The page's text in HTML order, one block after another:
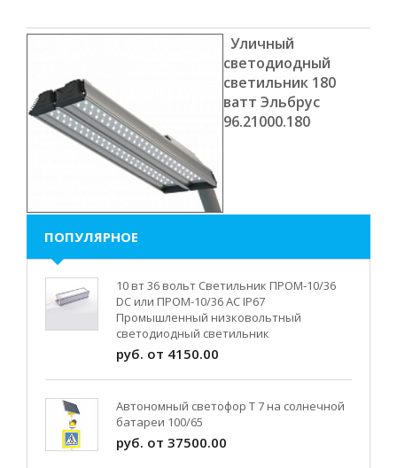
Уличный
светодиодный
светильник 180
ватт Эльбрус
96.21000.180
ПОПУЛЯРНОЕ
10 вт 36 вольт Светильник ПРОМ-10/36
DC или ПРОМ-10/36 AC IP67
Промышленный низковольтный
светодиодный светильник
руб. от 4150.00
Автономный светофор Т 7 на солнечной
батареи 100/65
руб. от 37500.00